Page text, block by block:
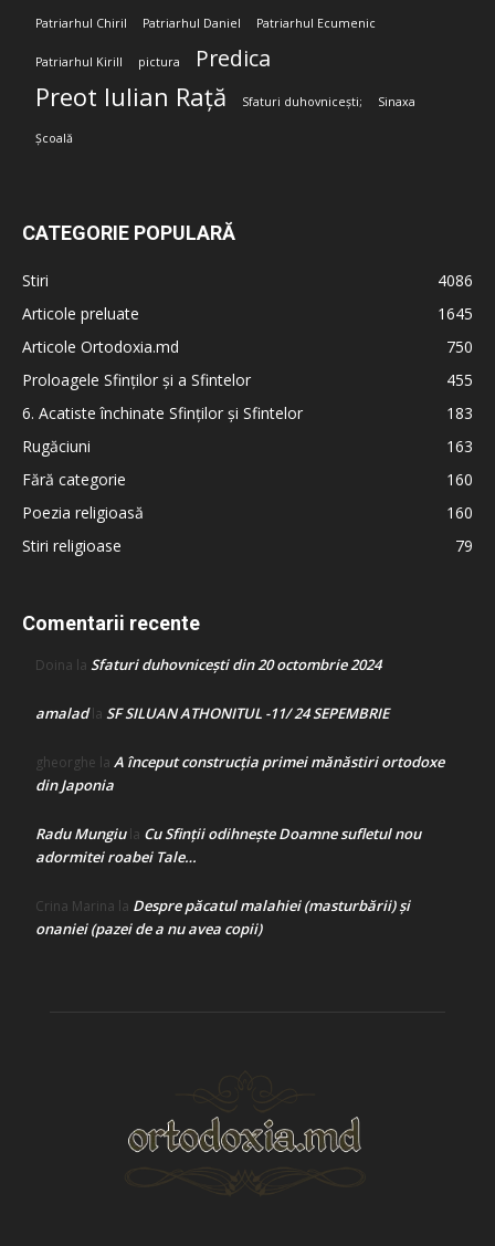
Patriarhul Chiril Patriarhul Daniel Patriarhul Ecumenic
Patriarhul Kirill pictura Predica
Preot Iulian Rață Sfaturi duhovnicești; Sinaxa
Școală
CATEGORIE POPULARĂ
Stiri
4086
Articole preluate
1645
Articole Ortodoxia.md
750
Proloagele Sfinților și a Sfintelor
455
6. Acatiste închinate Sfinților și Sfintelor
183
Rugăciuni
163
Fără categorie
160
Poezia religioasă
160
Stiri religioase
79
Comentarii recente
Doina la Sfaturi duhovnicești din 20 octombrie 2024
amaladla SF SILUAN ATHONITUL -11/ 24 SEPEMBRIE
gheorghe la A început construcţia primei mănăstiri ortodoxe
din Japonia
Radu Mungiula Cu Sfinții odihnește Doamne sufletul nou
adormitei roabei Tale…
Crina Marina la Despre păcatul malahiei (masturbării) şi
onaniei (pazei de a nu avea copii)